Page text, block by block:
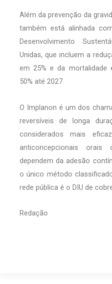
Além da prevenção da
também está alinhada
Desenvolvimento
Unidas, que incluem a
em 25% e da mortalidade
50% até 2027.
O Implanon é um dos
reversíveis de longa
considerados mais
anticoncepcionais
dependem da adesão
o único método
rede pública é o DIU de
Redação